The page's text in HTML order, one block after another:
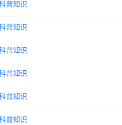
普知识
普知识
普知识
普知识
普知识
普知识